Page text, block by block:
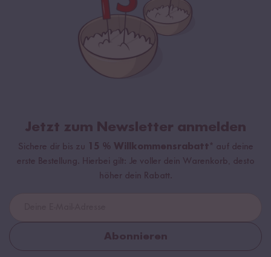
Jetzt zum Newsletter anmelden
Sichere dir bis zu 15 % Willkommensrabatt* auf deine
erste Bestellung. Hierbei gilt: Je voller dein Warenkorb, desto
höher dein Rabatt.
Abonnieren